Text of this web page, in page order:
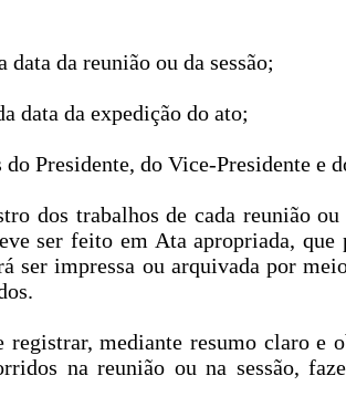
da reunião ou da sessão;
data da expedição do ato;
Presidente, do Vice-Presidente e
dos trabalhos de cada reunião ou
ser feito em Ata apropriada, que
ser impressa ou arquivada por
registrar, mediante resumo claro e
na reunião ou na sessão,